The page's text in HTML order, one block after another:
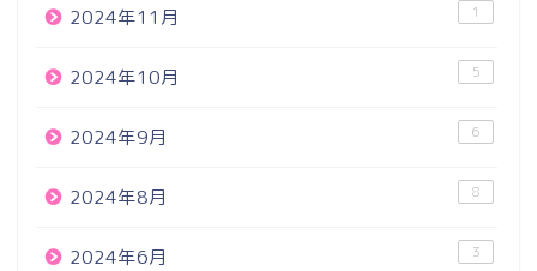
2024年11月 1
2024年10月 5
2024年9月 6
2024年8月 8
2024年6月 3